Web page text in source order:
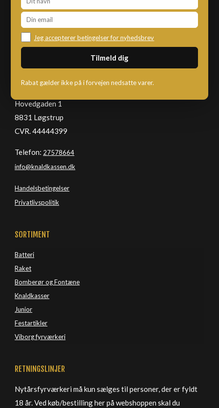
KNALDKASSEN
Hovedgaden 1
8831 Løgstrup
CVR. 44444399
Telefon: 27578664
info@knaldkassen.dk
Handelsbetingelser
Privatlivspolitik
SORTIMENT
Batteri
Raket
Bomberør og Fontæne
Knaldkasser
Junior
Festartikler
Viborg fyrværkeri
RETNINGSLINJER
Nytårsfyrværkeri må kun sælges til personer, der er fyldt
18 år. Ved køb/bestilling her på webshoppen skal du
Jeg accepterer betingelser for nyhedsbrev
Rabat gælder ikke på i forvejen nedsatte varer.